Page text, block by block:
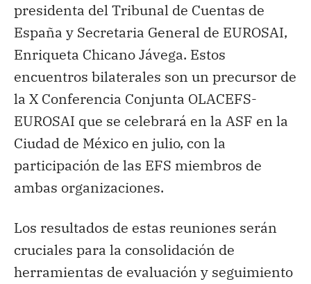
presidenta del Tribunal de Cuentas de
España y Secretaria General de EUROSAI,
Enriqueta Chicano Jávega. Estos
encuentros bilaterales son un precursor de
la X Conferencia Conjunta OLACEFS-
EUROSAI que se celebrará en la ASF en la
Ciudad de México en julio, con la
participación de las EFS miembros de
ambas organizaciones.
Los resultados de estas reuniones serán
cruciales para la consolidación de
herramientas de evaluación y seguimiento